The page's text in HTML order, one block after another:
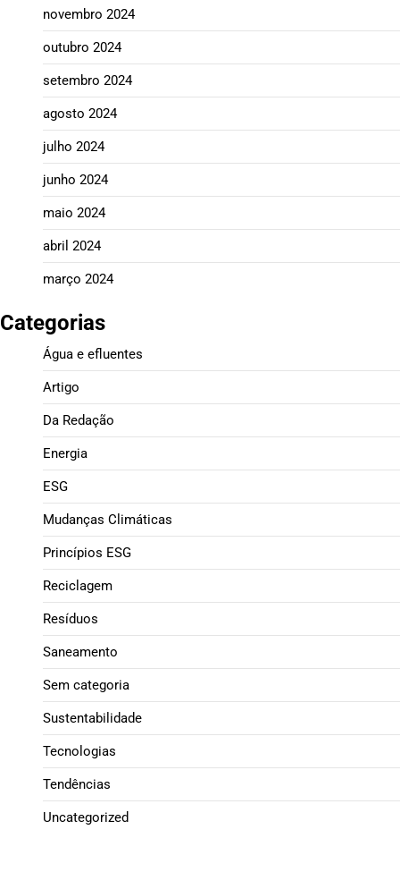
novembro 2024
outubro 2024
setembro 2024
agosto 2024
julho 2024
junho 2024
maio 2024
abril 2024
março 2024
Categorias
Água e efluentes
Artigo
Da Redação
Energia
ESG
Mudanças Climáticas
Princípios ESG
Reciclagem
Resíduos
Saneamento
Sem categoria
Sustentabilidade
Tecnologias
Tendências
Uncategorized